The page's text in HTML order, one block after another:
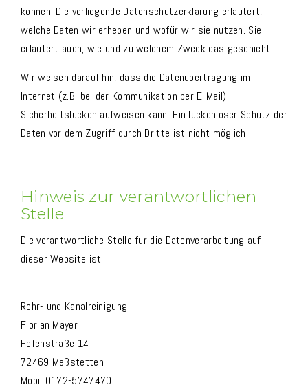
können. Die vorliegende Datenschutzerklärung erläutert,
welche Daten wir erheben und wofür wir sie nutzen. Sie
erläutert auch, wie und zu welchem Zweck das geschieht.
Wir weisen darauf hin, dass die Datenübertragung im
Internet (z.B. bei der Kommunikation per E-Mail)
Sicherheitslücken aufweisen kann. Ein lückenloser Schutz der
Daten vor dem Zugriff durch Dritte ist nicht möglich.
Hinweis zur verantwortlichen
Stelle
Die verantwortliche Stelle für die Datenverarbeitung auf
dieser Website ist:
Rohr- und Kanalreinigung
Florian Mayer
Hofenstraße 14
72469 Meßstetten
Mobil 0172-5747470